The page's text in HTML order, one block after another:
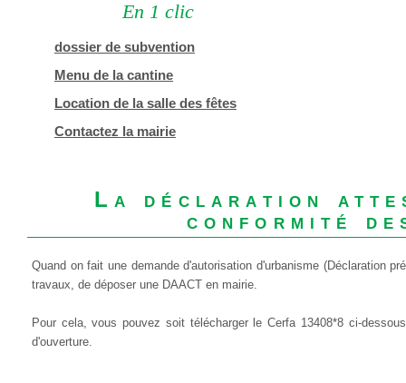
En 1 clic
dossier de subvention
Menu de la cantine
Location de la salle des fêtes
Contactez la mairie
La déclaration
conformité
Quand on fait une demande d'autorisation d'urbanisme (Déclaration
travaux, de déposer une DAACT en mairie.
Pour cela, vous pouvez soit télécharger le Cerfa 13408*8 ci-
d'ouverture.